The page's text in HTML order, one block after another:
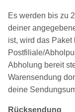
Es werden bis zu
deiner
ist, wird das Paket
Postfiliale/
Abholung bereit
Warensendung
deine
Rücksendung